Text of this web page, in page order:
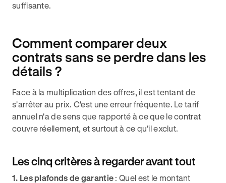
suffisante.
Comment comparer deux
contrats sans se perdre dans les
détails ?
Face à la multiplication des offres, il est tentant de
s'arrêter au prix. C'est une erreur fréquente. Le tarif
annuel n'a de sens que rapporté à ce que le contrat
couvre réellement, et surtout à ce qu'il exclut.
Les cinq critères à regarder avant tout
1. Les plafonds de garantie : Quel est le montant